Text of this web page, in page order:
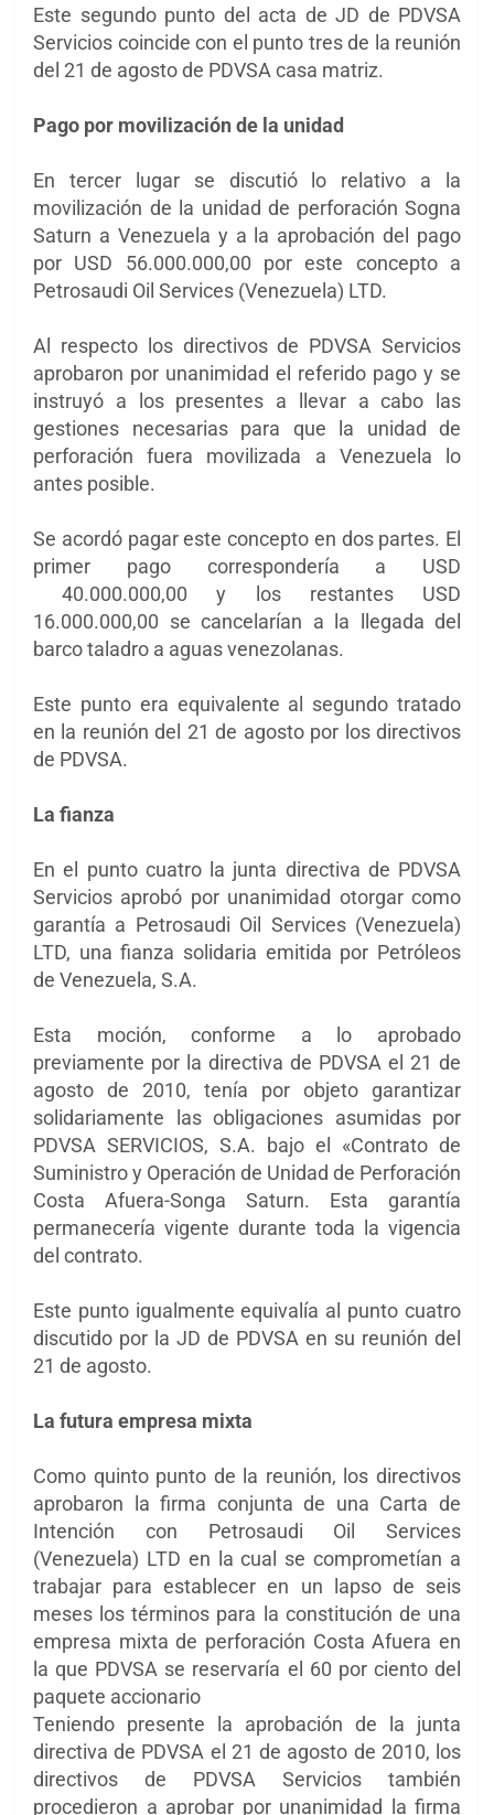
Este segundo punto del acta de JD de PDVSA
Servicios coincide con el punto tres de la reunión
del 21 de agosto de PDVSA casa matriz.
Pago por movilización de la unidad
En tercer lugar se discutió lo relativo a la
movilización de la unidad de perforación Sogna
Saturn a Venezuela y a la aprobación del pago
por USD 56.000.000,00 por este concepto a
Petrosaudi Oil Services (Venezuela) LTD.
Al respecto los directivos de PDVSA Servicios
aprobaron por unanimidad el referido pago y se
instruyó a los presentes a llevar a cabo las
gestiones necesarias para que la unidad de
perforación fuera movilizada a Venezuela lo
antes posible.
Se acordó pagar este concepto en dos partes. El
primer pago correspondería a USD
40.000.000,00 y los restantes USD
16.000.000,00 se cancelarían a la llegada del
barco taladro a aguas venezolanas.
Este punto era equivalente al segundo tratado
en la reunión del 21 de agosto por los directivos
de PDVSA.
La fianza
En el punto cuatro la junta directiva de PDVSA
Servicios aprobó por unanimidad otorgar como
garantía a Petrosaudi Oil Services (Venezuela)
LTD, una fianza solidaria emitida por Petróleos
de Venezuela, S.A.
Esta moción, conforme a lo aprobado
previamente por la directiva de PDVSA el 21 de
agosto de 2010, tenía por objeto garantizar
solidariamente las obligaciones asumidas por
PDVSA SERVICIOS, S.A. bajo el «Contrato de
Suministro y Operación de Unidad de Perforación
Costa Afuera-Songa Saturn. Esta garantía
permanecería vigente durante toda la vigencia
del contrato.
Este punto igualmente equivalía al punto cuatro
discutido por la JD de PDVSA en su reunión del
21 de agosto.
La futura empresa mixta
Como quinto punto de la reunión, los directivos
aprobaron la firma conjunta de una Carta de
Intención con Petrosaudi Oil Services
(Venezuela) LTD en la cual se comprometían a
trabajar para establecer en un lapso de seis
meses los términos para la constitución de una
empresa mixta de perforación Costa Afuera en
la que PDVSA se reservaría el 60 por ciento del
paquete accionario
Teniendo presente la aprobación de la junta
directiva de PDVSA el 21 de agosto de 2010, los
directivos de PDVSA Servicios también
procedieron a aprobar por unanimidad la firma